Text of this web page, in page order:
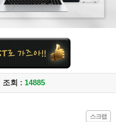
조회 : 14885
스크랩